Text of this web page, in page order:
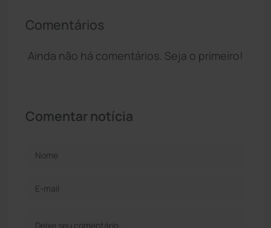
Comentários
Ainda não há comentários. Seja o primeiro!
Comentar notícia